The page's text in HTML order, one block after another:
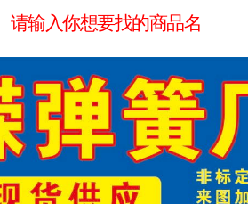
请输入你想要找的商品名